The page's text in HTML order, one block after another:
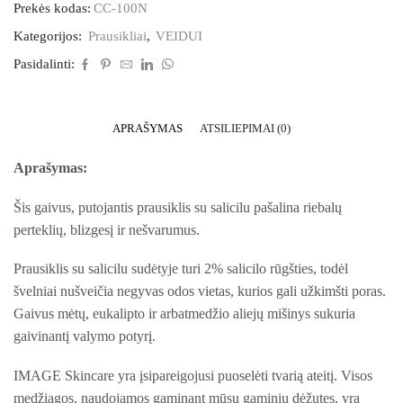
Prekės kodas: CC-100N
Kategorijos: Prausikliai, VEIDUI
Pasidalinti:
APRAŠYMAS ATSILIEPIMAI (0)
Aprašymas:
Šis gaivus, putojantis prausiklis su salicilu pašalina riebalų
perteklių, blizgesį ir nešvarumus.
Prausiklis su salicilu sudėtyje turi 2% salicilo rūgšties, todėl
švelniai nušveičia negyvas odos vietas, kurios gali užkimšti poras.
Gaivus mėtų, eukalipto ir arbatmedžio aliejų mišinys sukuria
gaivinantį valymo potyrį.
IMAGE Skincare yra įsipareigojusi puoselėti tvarią ateitį. Visos
medžiagos, naudojamos gaminant mūsų gaminių dėžutes, yra